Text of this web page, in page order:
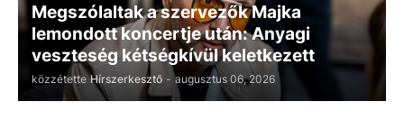
Megszólaltak a szervezők Majka
lemondott koncertje után: Anyagi
veszteség kétségkívül keletkezett
közzétette Hírszerkesztő - augusztus 06, 2026